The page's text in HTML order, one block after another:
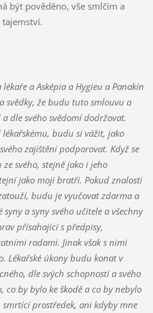
být pověděno, vše smlčím a
tajemství.
a Asképia a Hygieu a Panakín
svědky, že budu tuto smlouvu a
dle svého svědomí dodržovat.
budu si vážit, jako
zajištění podporovat. Když se
svého, stejně jako i jeho
jako moji bratři. Pokud znalosti
budu je vyučovat zdarma a
a syny svého učitele a všechny
přísahající s předpisy,
radami. Jinak však s nimi
Lékařské úkony budu konat v
dle svých schopností a svého
co by bylo ke škodě a co by nebylo
prostředek, ani kdyby mne